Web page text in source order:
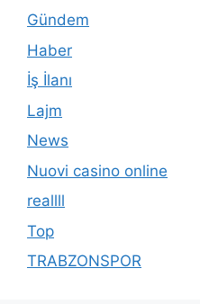
Gündem
Haber
İş İlanı
Lajm
News
Nuovi casino online
reallll
Top
TRABZONSPOR